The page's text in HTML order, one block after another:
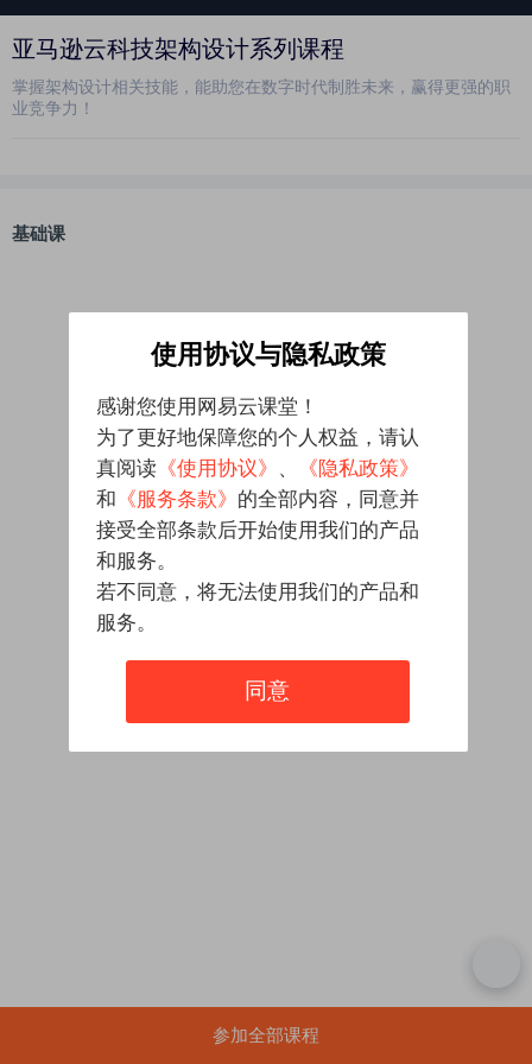
亚马逊云科技架构设计系列课程
掌握架构设计相关技能，能助您在数字时代制胜未来，赢得更强的职
业竞争力！
参加全部课程
基础课
使用协议与隐私政策
感谢您使用网易云课堂！
为了更好地保障您的个人权益，请认
真阅读 《使用协议》 、
《隐私政策》
和 《服务条款》 的全部内容，同意并
接受全部条款后开始使用我们的产品
和服务。
若不同意，将无法使用我们的产品和
服务。
同意